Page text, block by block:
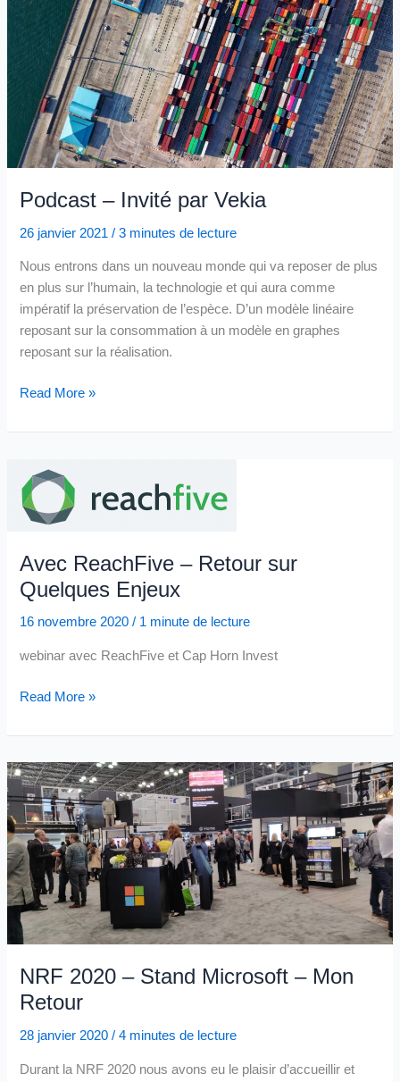
Podcast – Invité par Vekia
26 janvier 2021/3 minutes de lecture
Nous entrons dans un nouveau monde qui va reposer de plus
en plus sur l’humain, la technologie et qui aura comme
impératif la préservation de l’espèce. D’un modèle linéaire
reposant sur la consommation à un modèle en graphes
reposant sur la réalisation.
Podcast
Invité
Vekia
Read More »
Avec ReachFive – Retour sur
Quelques Enjeux
16 novembre 2020/ 1 minute de lecture
webinar avec ReachFive et Cap Horn Invest
Avec
–
Retour
sur
Quelques
Enjeux
Read More »
NRF 2020 – Stand Microsoft – Mon
Retour
28 janvier 2020/4 minutes de lecture
Durant la NRF 2020 nous avons eu le plaisir d’accueillir et